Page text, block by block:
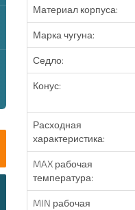
Материал корпуса:
Марка чугуна:
Седло:
Конус:
Расходная
характеристика:
MAX рабочая
температура:
MIN рабочая